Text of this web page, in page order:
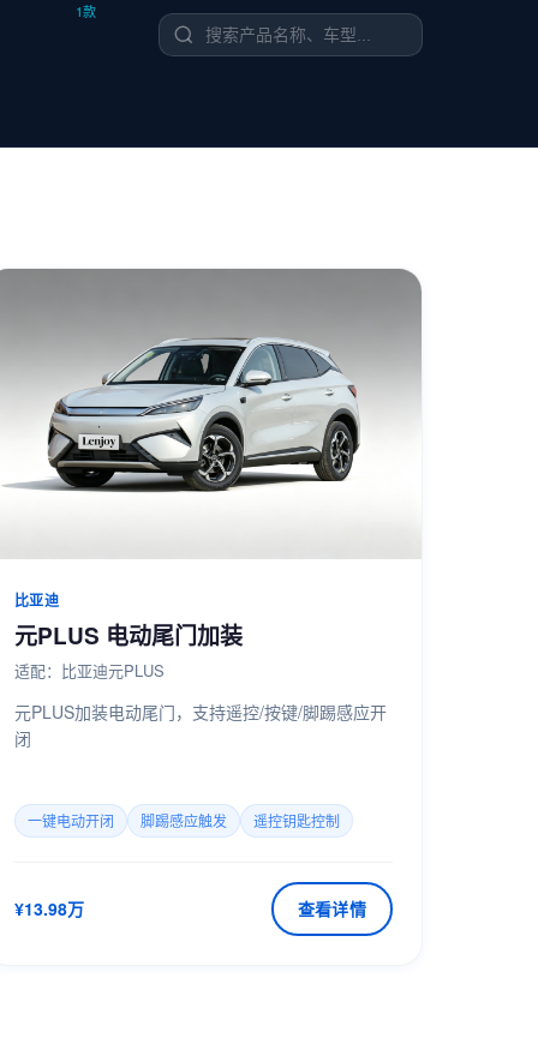
1款
比亚迪
元PLUS 电动尾门加装
适配：比亚迪元PLUS
元PLUS加装电动尾门，支持遥控/按键/脚踢感应开
闭
一键电动开闭 脚踢感应触发 遥控钥匙控制
¥13.98万 查看详情